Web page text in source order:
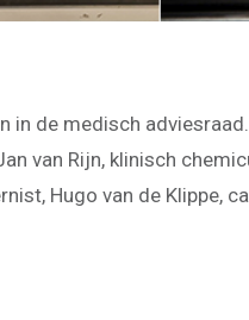
in de medisch
van Rijn, klinisch
Hugo van de Klippe,